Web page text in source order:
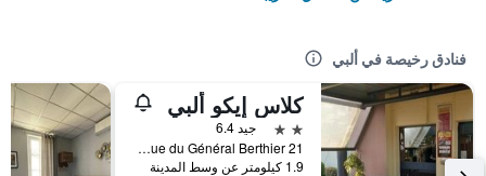
فنادق رخيصة في ألبي
كلاس إيكو ألبي
2 نجمتين
جيد 6.4
21 Rue du Général Berthier, ألبي, إقليم تارن, فرنسا
1.9 كيلومتر عن وسط المدينة